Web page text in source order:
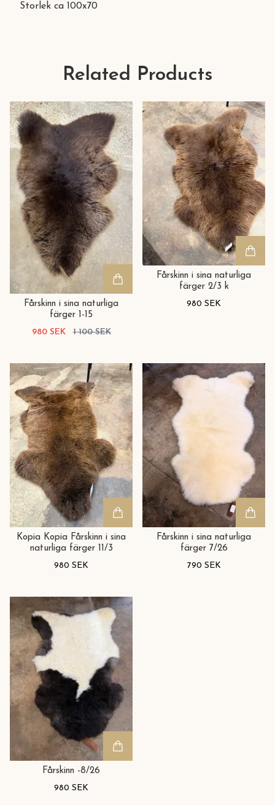
Storlek ca 100x70
Related Products
Fårskinn i sina naturliga
färger 1-15
980 SEK
1 100 SEK
Fårskinn i sina naturliga
färger 2/3 k
980 SEK
Kopia Kopia Fårskinn i sina
naturliga färger 11/3
980 SEK
Fårskinn i sina naturliga
färger 7/26
790 SEK
Fårskinn -8/26
980 SEK